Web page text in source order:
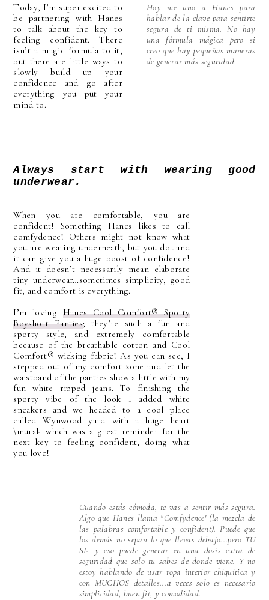
Today, I’m super excited to
be partnering with Hanes
to talk about the key to
feeling confident. There
isn’t a magic formula to it,
but there are little ways to
slowly build up your
confidence and go after
everything you put your
mind to.
Hoy me uno a Hanes para
hablar de la clave para sentirte
segura de ti misma. No hay
una fórmula mágica pero si
creo que hay pequeñas maneras
de generar más seguridad.
Always start with wearing good
underwear.
When you are comfortable, you are
confident! Something Hanes likes to call
comfydence! Others might not know what
you are wearing underneath, but you do…and
it can give you a huge boost of confidence!
And it doesn’t necessarily mean elaborate
tiny underwear…sometimes simplicity, good
fit, and comfort is everything.
I’m loving Hanes Cool Comfort® Sporty
Boyshort Panties; they’re such a fun and
sporty style, and extremely comfortable
because of the breathable cotton and Cool
Comfort® wicking fabric! As you can see, I
stepped out of my comfort zone and let the
waistband of the panties show a little with my
fun white ripped jeans. To finishing the
sporty vibe of the look I added white
sneakers and we headed to a cool place
called Wynwood yard with a huge heart
\mural- which was a great reminder for the
next key to feeling confident, doing what
you love!
.
Cuando estás cómoda, te vas a sentir más segura.
Algo que Hanes llama "Comfydence' (la mezcla de
las palabras comfortable y confident). Puede que
los demás no sepan lo que llevas debajo...pero TU
SI- y eso puede generar en una dosis extra de
seguridad que solo tu sabes de donde viene. Y no
estoy hablando de usar ropa interior chiquitica y
con MUCHOS detalles...a veces solo es necesario
simplicidad, buen fit, y comodidad.